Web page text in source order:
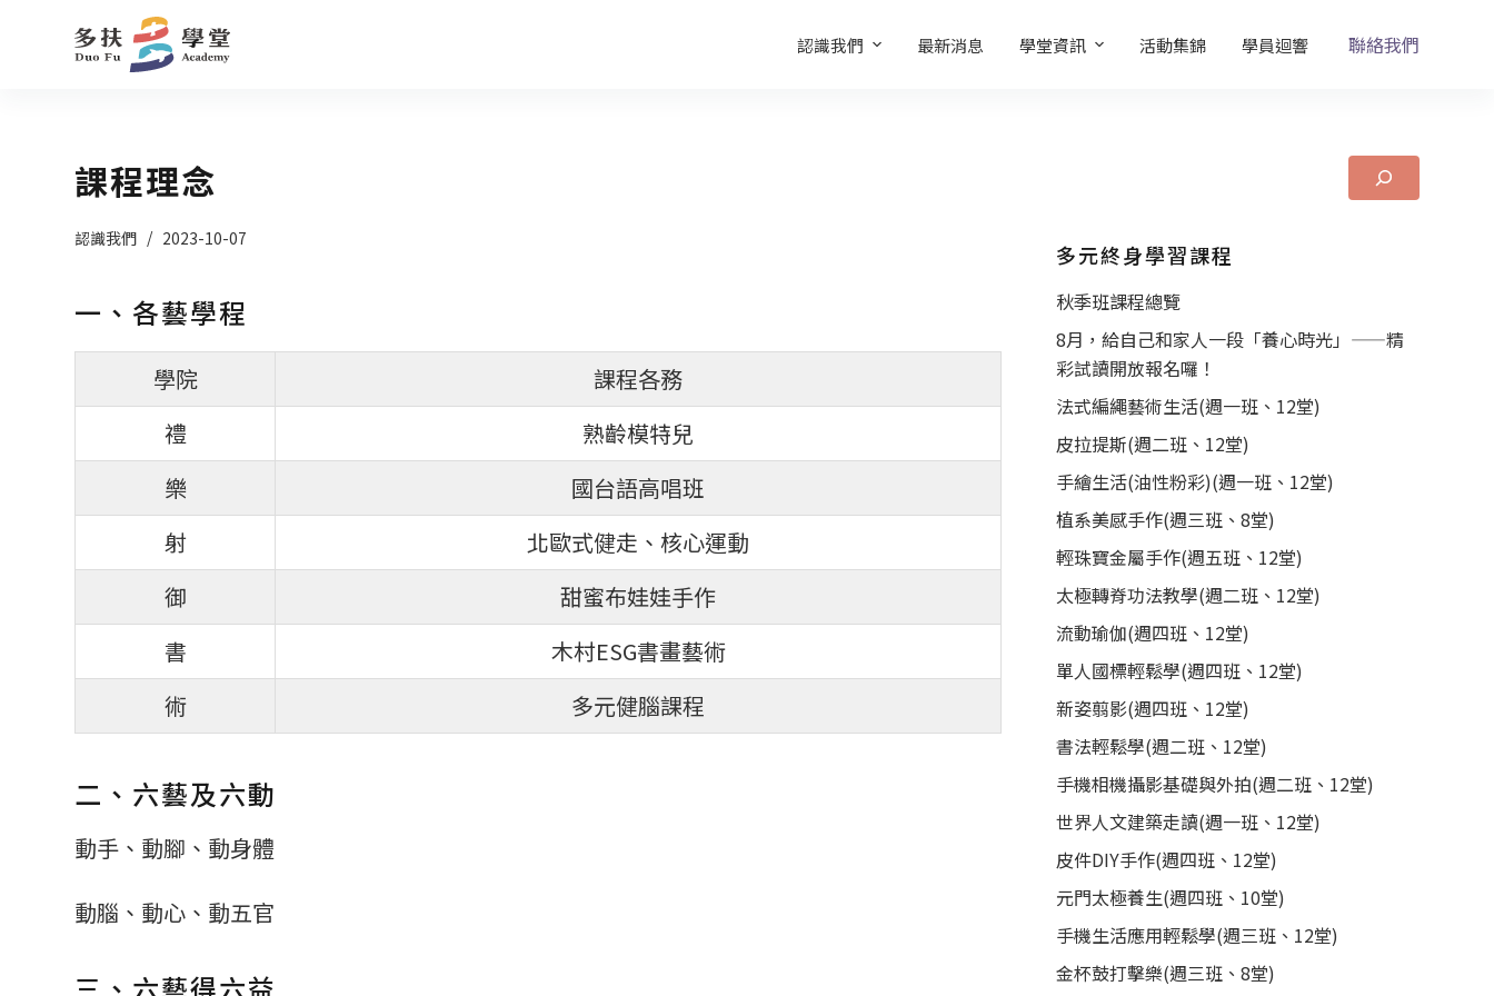
認識我們 最新消息 學堂資訊 活動集錦 學員迴響 聯絡我們
課程理念
認識我們 2023-10-07
一、各藝學程
學院
課程各務
禮
熟齡模特兒
樂
國台語高唱班
射
北歐式健走、核心運動
御
甜蜜布娃娃手作
書
木村ESG書畫藝術
術
多元健腦課程
二、六藝及六動
動手、動腳、動身體
動腦、動心、動五官
三、六藝得六益
多元終身學習課程
秋季班課程總覽
8月，給自己和家人一段「養心時光」——精
彩試讀開放報名囉！
法式編繩藝術生活(週一班、12堂)
皮拉提斯(週二班、12堂)
手繪生活(油性粉彩)(週一班、12堂)
植系美感手作(週三班、8堂)
輕珠寶金屬手作(週五班、12堂)
太極轉脊功法教學(週二班、12堂)
流動瑜伽(週四班、12堂)
單人國標輕鬆學(週四班、12堂)
新姿翦影(週四班、12堂)
書法輕鬆學(週二班、12堂)
手機相機攝影基礎與外拍(週二班、12堂)
世界人文建築走讀(週一班、12堂)
皮件DIY手作(週四班、12堂)
元門太極養生(週四班、10堂)
手機生活應用輕鬆學(週三班、12堂)
金杯鼓打擊樂(週三班、8堂)